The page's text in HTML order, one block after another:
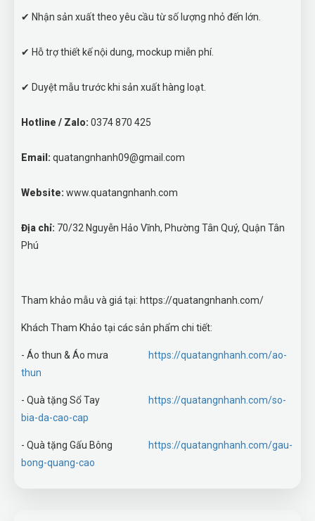
✔ Nhận sản xuất theo yêu cầu từ số lượng nhỏ đến lớn.
✔ Hỗ trợ thiết kế nội dung, mockup miễn phí.
✔ Duyệt mẫu trước khi sản xuất hàng loạt.
Hotline / Zalo: 0374 870 425
Email: quatangnhanh09@gmail.com
Website: www.quatangnhanh.com
Địa chỉ: 70/32 Nguyễn Hảo Vĩnh, Phường Tân Quý, Quận Tân
Phú
Tham khảo mẫu và giá tại: https://quatangnhanh.com/
Khách Tham Khảo tại các sản phẩm chi tiết:
- Áo thun & Áo mưa
https://quatangnhanh.com/ao-
thun
- Quà tặng Sổ Tay
https://quatangnhanh.com/so-
bia-da-cao-cap
- Quà tặng Gấu Bông
https://quatangnhanh.com/gau-
bong-quang-cao